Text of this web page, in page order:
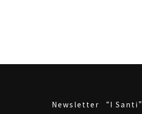
Newsletter “I Santi”